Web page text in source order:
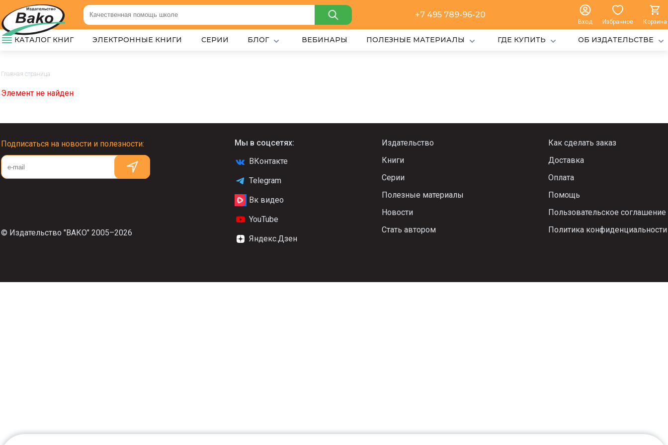
+7 495 789-96-20
Вход Избранное Корзина
КАТАЛОГ КНИГ ЭЛЕКТРОННЫЕ КНИГИ СЕРИИ БЛОГ ВЕБИНАРЫ ПОЛЕЗНЫЕ МАТЕРИАЛЫ ГДЕ КУПИТЬ ОБ ИЗДАТЕЛЬСТВЕ
Главная страница
Элемент не найден
Подписаться на новости и полезности:
© Издательство "ВАКО" 2005–2026
Мы в соцсетях:
ВКонтакте
Telegram
Вк видео
YouTube
Яндекс.Дзен
Издательство
Книги
Серии
Полезные материалы
Новости
Стать автором
Как сделать заказ
Доставка
Оплата
Помощь
Пользовательское соглашение
Политика конфиденциальности